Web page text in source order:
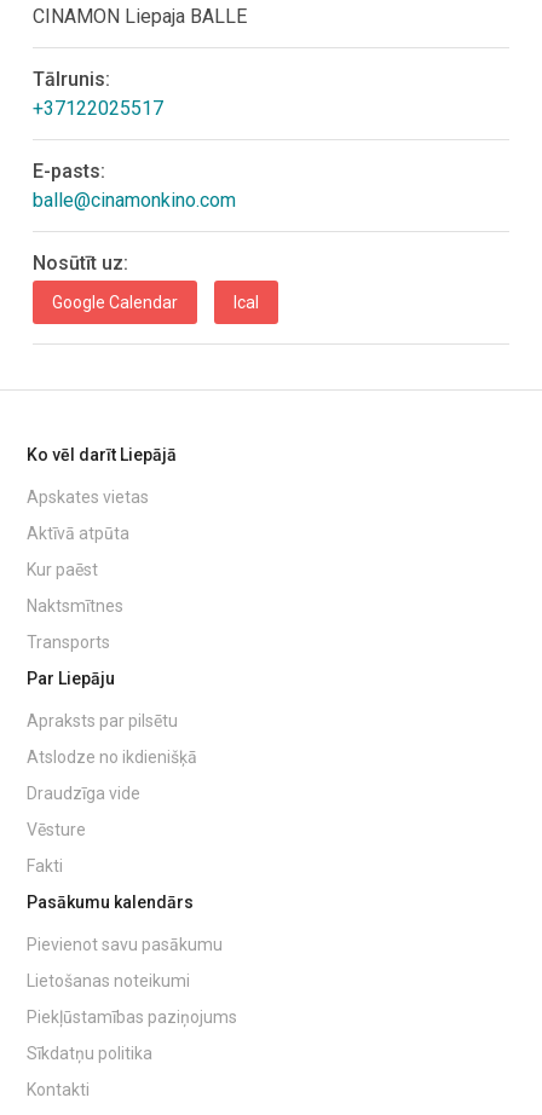
CINAMON Liepaja BALLE
Tālrunis:
+37122025517
E-pasts:
balle@cinamonkino.com
Nosūtīt uz:
Google Calendar Ical
Ko vēl darīt Liepājā
Apskates vietas
Aktīvā atpūta
Kur paēst
Naktsmītnes
Transports
Par Liepāju
Apraksts par pilsētu
Atslodze no ikdienišķā
Draudzīga vide
Vēsture
Fakti
Pasākumu kalendārs
Pievienot savu pasākumu
Lietošanas noteikumi
Piekļūstamības paziņojums
Sīkdatņu politika
Kontakti